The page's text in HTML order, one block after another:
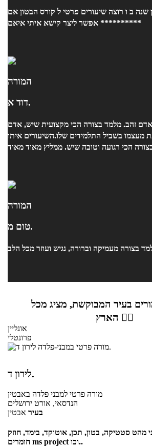
שנה ב ו רוצה שיעורים פרטי ל קורס הבטון אם
אפשר ליצר קישא איתי איאם **********
המורה
דוד א.
זהב. מלמד בצורה הכי מקצועית שיש, אדם
מעצמו בשביל התלמידים שלו.השיעורים איתו
המורה
טום מ.
בעיר המבוקשת, מציג מכל
הארץ 👇🏼
אונליין
פרונטלי
לירון ד.
מורה פרטי למבני פלדה באבטין
הנדסאי, אורט ירושלים
בעיר אבטין
מהט סטטיקה, בטון, תכן, אוטוקד, בימד, חוזק
חומרים ms project וכו..